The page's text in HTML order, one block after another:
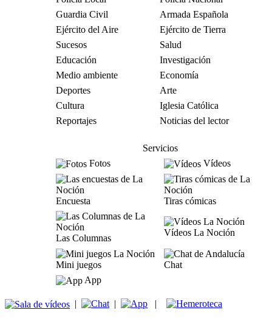
Guardia Civil
Armada Española
Ejército del Aire
Ejército de Tierra
Sucesos
Salud
Educación
Investigación
Medio ambiente
Economía
Deportes
Arte
Cultura
Iglesia Católica
Reportajes
Noticias del lector
Servicios
Fotos
Vídeos
Encuesta Tiras cómicas
Las Columnas
Vídeos La Noción
Mini juegos
Chat
App
| | |